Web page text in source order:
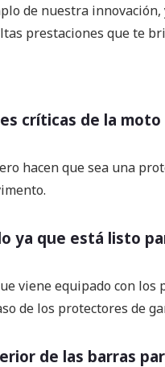
de nuestra
prestaciones que te
críticas de la moto
hacen que sea una
ya que está listo
viene equipado con
de los protectores de
de las barras